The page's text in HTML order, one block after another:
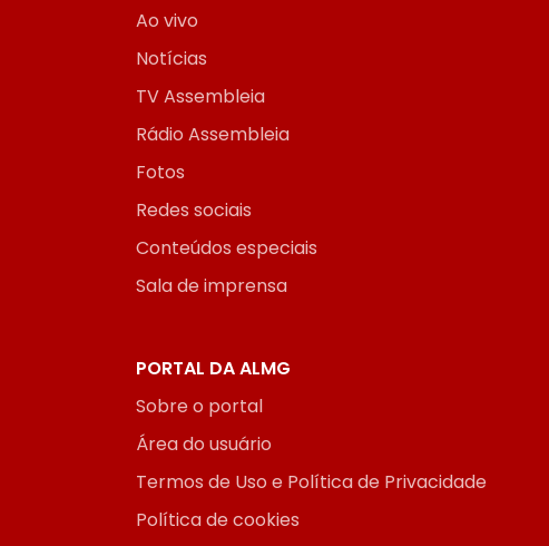
Ao vivo
Notícias
TV Assembleia
Rádio Assembleia
Fotos
Redes sociais
Conteúdos especiais
Sala de imprensa
PORTAL DA ALMG
Sobre o portal
Área do usuário
Termos de Uso e Política de Privacidade
Política de cookies